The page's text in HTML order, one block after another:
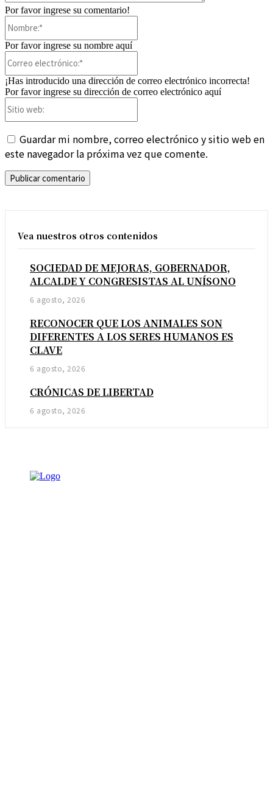
Por favor ingrese su comentario!
Por favor ingrese su nombre aquí
¡Has introducido una dirección de correo electrónico incorrecta!
Por favor ingrese su dirección de correo electrónico aquí
Guardar mi nombre, correo electrónico y sitio web en
este navegador la próxima vez que comente.
Vea nuestros otros contenidos
SOCIEDAD DE MEJORAS, GOBERNADOR,
ALCALDE Y CONGRESISTAS AL UNÍSONO
6 agosto, 2026
RECONOCER QUE LOS ANIMALES SON
DIFERENTES A LOS SERES HUMANOS ES
CLAVE
6 agosto, 2026
CRÓNICAS DE LIBERTAD
6 agosto, 2026